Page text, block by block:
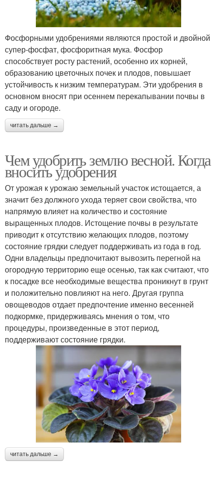
Фосфорными удобрениями являются простой и двойной
супер-фосфат, фосфоритная мука. Фосфор
способствует росту растений, особенно их корней,
образованию цветочных почек и плодов, повышает
устойчивость к низким температурам. Эти удобрения в
основном вносят при осеннем перекапывании почвы в
саду и огороде.
читать дальше →
Чем удобрить землю весной. Когда
вносить удобрения
От урожая к урожаю земельный участок истощается, а
значит без должного ухода теряет свои свойства, что
напрямую влияет на количество и состояние
выращенных плодов. Истощение почвы в результате
приводит к отсутствию желающих плодов, поэтому
состояние грядки следует поддерживать из года в год.
Одни владельцы предпочитают вывозить перегной на
огородную территорию еще осенью, так как считают, что
к посадке все необходимые вещества проникнут в грунт
и положительно повлияют на него. Другая группа
овощеводов отдает предпочтение именно весенней
подкормке, придерживаясь мнения о том, что
процедуры, произведенные в этот период,
поддерживают состояние грядки.
читать дальше →